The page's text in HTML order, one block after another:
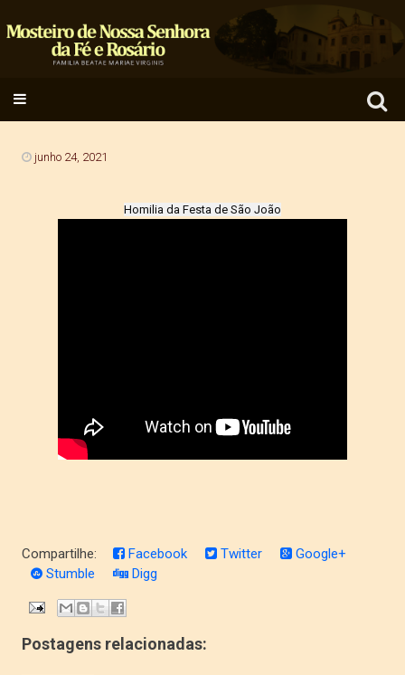
Search
for:
SKIP TO CONTENT
junho 24, 2021
Homilia da Festa de São João
Compartilhe: Facebook Twitter
Google+
Stumble
Digg
Postagens relacionadas: